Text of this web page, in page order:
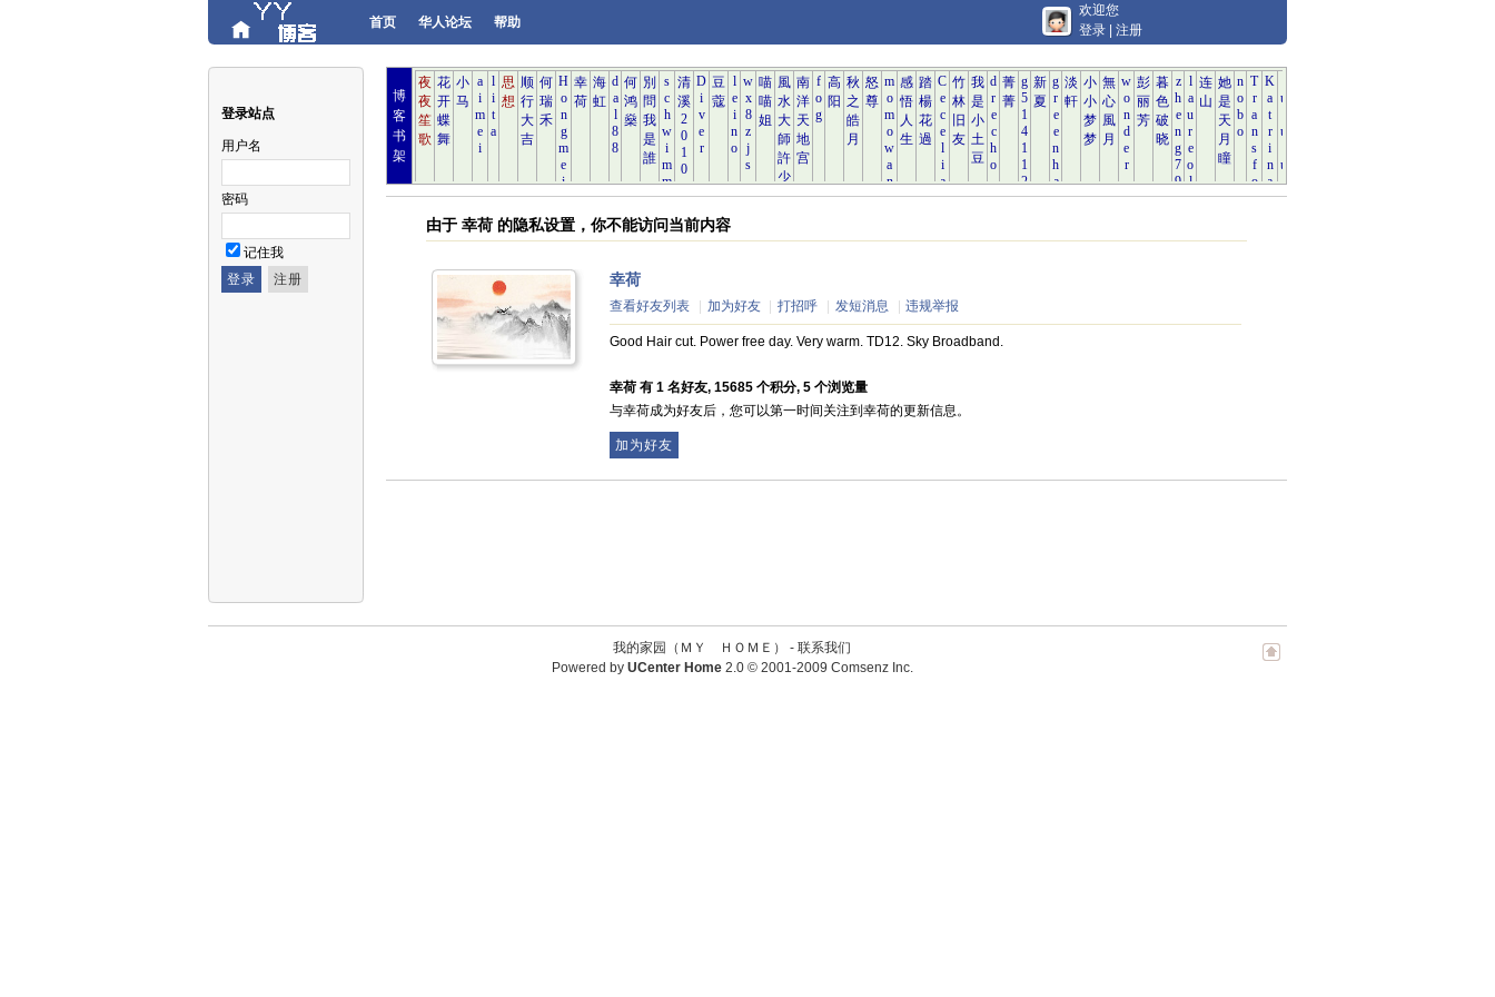
首页 华人论坛 帮助
欢迎您
登录
注册
登录站点
用户名
密码
记住我
博
客
书
架
由于 幸荷 的隐私设置，你不能访问当前内容
幸荷
查看好友列表 加为好友 打招呼 发短消息 违规举报
Good Hair cut. Power free day. Very warm. TD12. Sky Broadband.
幸荷 有 1 名好友, 15685 个积分, 5 个浏览量
与幸荷成为好友后，您可以第一时间关注到幸荷的更新信息。
加为好友
我的家园（ＭＹ ＨＯＭＥ） - 联系我们
Powered by UCenter Home 2.0© 2001-2009 Comsenz Inc.